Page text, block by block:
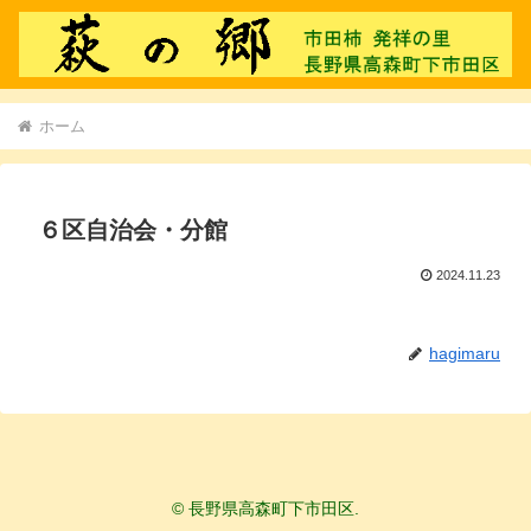
ホーム
６区自治会・分館
2024.11.23
hagimaru
© 長野県高森町下市田区.